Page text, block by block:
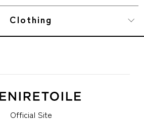
Clothing
Official Site